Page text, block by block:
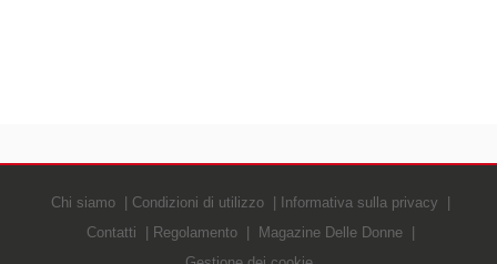
Chi siamo Condizioni di utilizzo
Informativa sulla privacy
Contatti
Regolamento
Magazine Delle Donne